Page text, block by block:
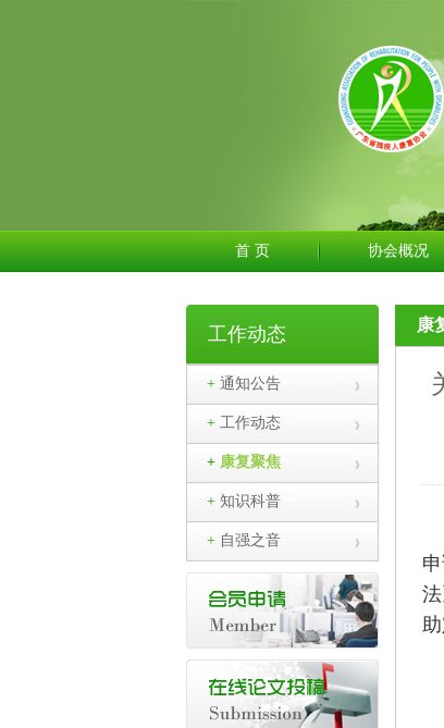
首 页 协会概况
工作动态
+ 通知公告
+ 工作动态
+ 康复聚焦
+ 知识科普
+ 自强之音
康